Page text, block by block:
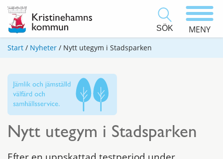
SÖK MENY
Start / Nyheter / Nytt utegym i Stadsparken
Nytt utegym i Stadsparken